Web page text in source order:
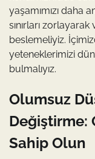
yaşamımızı daha
sınırları zorlayarak
beslemeliyiz.
yeteneklerimizi
bulmalıyız.
Olumsuz
Değiştirme:
Sahip Olun